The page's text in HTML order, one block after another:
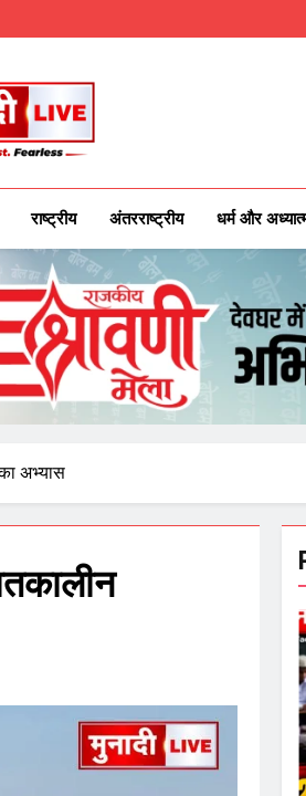
– Jharkhand's Leading Local News
राष्ट्रीय अंतरराष्ट्रीय धर्म और
अभ्यास